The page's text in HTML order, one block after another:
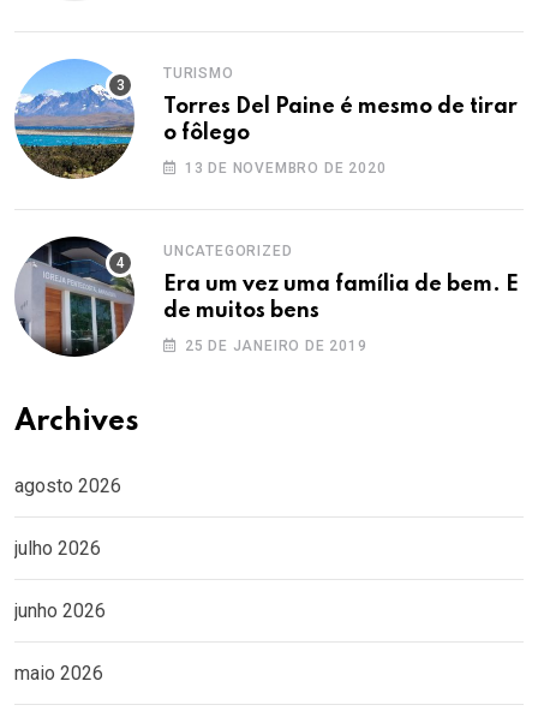
TURISMO
Torres Del Paine é mesmo de tirar
o fôlego
13 DE NOVEMBRO DE 2020
UNCATEGORIZED
Era um vez uma família de bem. E
de muitos bens
25 DE JANEIRO DE 2019
Archives
agosto 2026
julho 2026
junho 2026
maio 2026